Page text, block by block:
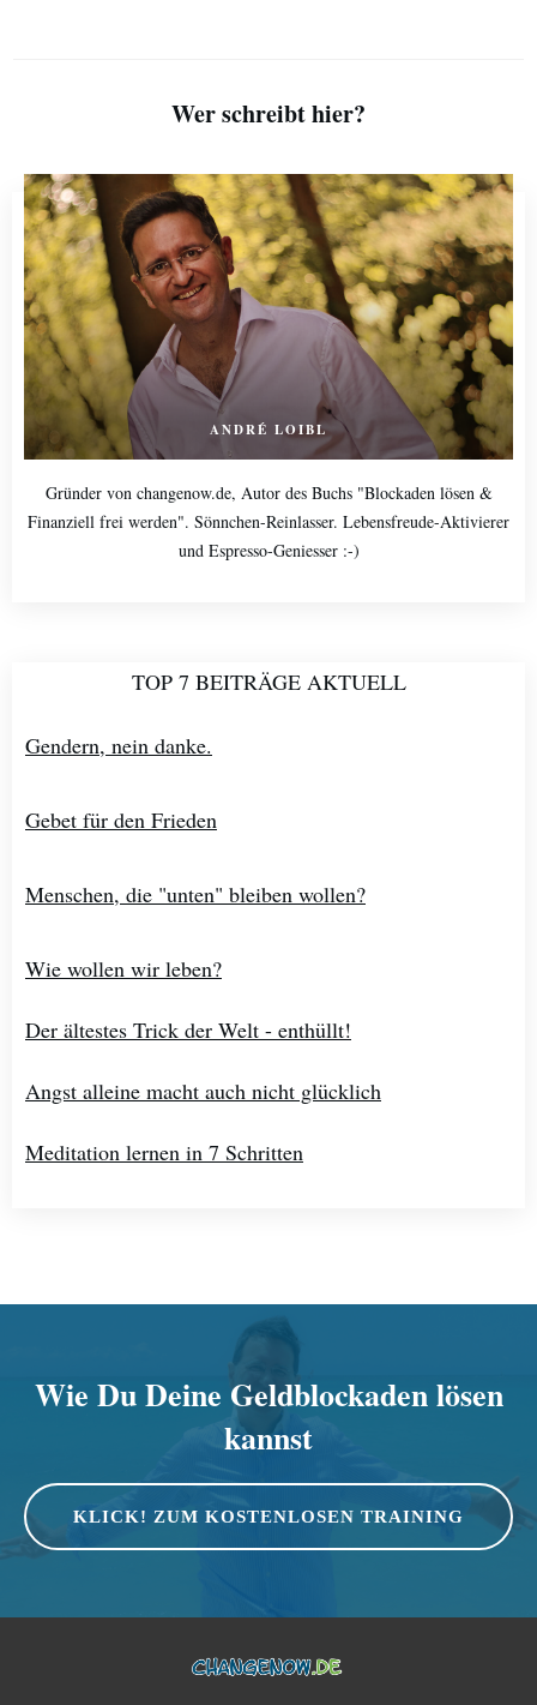
Wer schreibt hier?
ANDRÉ LOIBL
Gründer von changenow.de, Autor des Buchs "Blockaden lösen &
Finanziell frei werden". Sönnchen-Reinlasser. Lebensfreude-Aktivierer
und Espresso-Geniesser :-)
TOP 7 BEITRÄGE AKTUELL
Gendern, nein danke.
Gebet für den Frieden
Menschen, die "unten" bleiben wollen?
Wie wollen wir leben?
Der ältestes Trick der Welt - enthüllt!
Angst alleine macht auch nicht glücklich
Meditation lernen in 7 Schritten
Wie Du Deine Geldblockaden lösen
kannst
KLICK! ZUM KOSTENLOSEN TRAINING